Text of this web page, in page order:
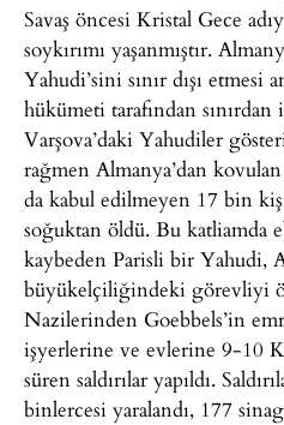
Savaş öncesi Kristal Gece
soykırımı yaşanmıştır.
Yahudi’sini sınır dışı
hükümeti tarafından sınırdan
Varşova’daki Yahudiler
rağmen Almanya’dan
da kabul edilmeyen 17 bin
soğuktan öldü. Bu katliamda
kaybeden Parisli bir Yahudi,
büyükelçiliğindeki görevliyi
Nazilerinden Goebbels’in
işyerlerine ve evlerine 9-10
süren saldırılar yapıldı.
binlercesi yaralandı, 177